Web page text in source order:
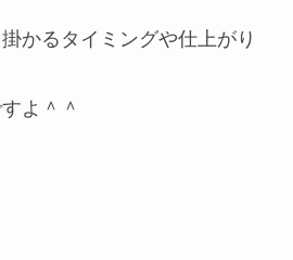
かるタイミングや仕上がり
よ＾＾